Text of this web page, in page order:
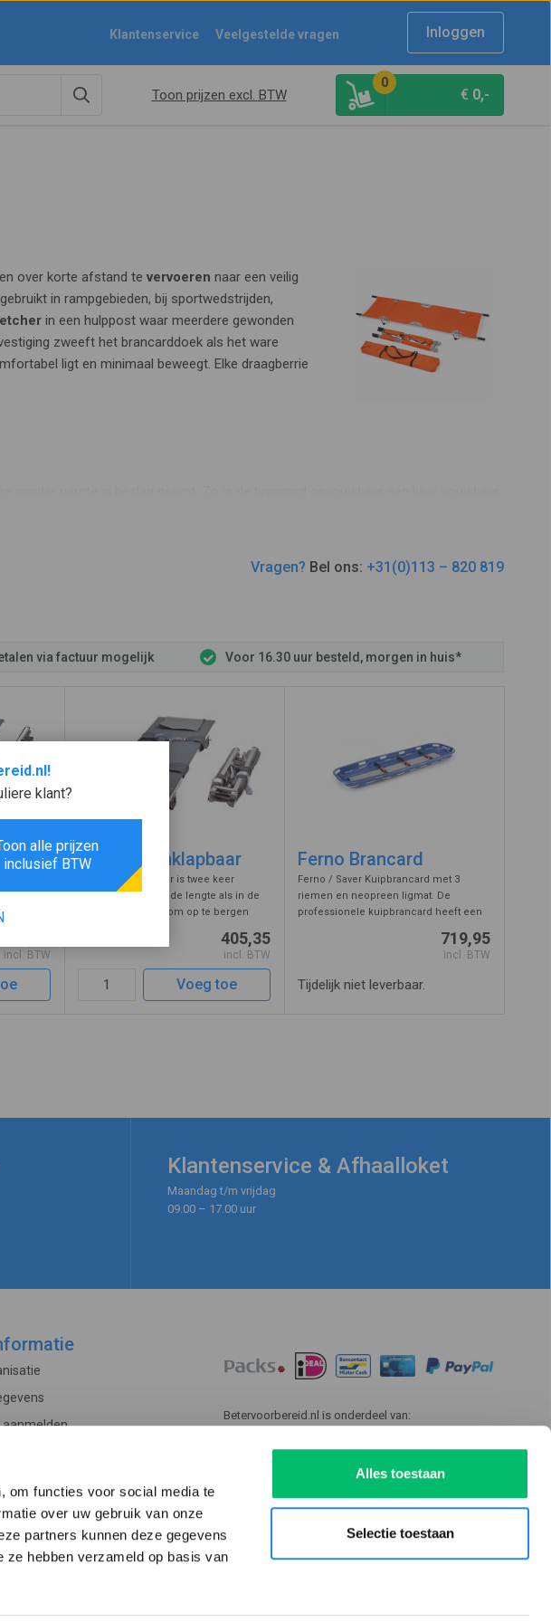
om functies voor social media te
over uw gebruik van onze
partners kunnen deze gegevens
ze hebben verzameld op basis van
Alles toestaan
Selectie toestaan
Klantenservice Veelgestelde vragen Inloggen
Toon prijzen excl. BTW
0
€ 0,-
over korte afstand te vervoeren naar een veilig
in rampgebieden, bij sportwedstrijden,
in een hulppost waar meerdere gewonden
zweeft het brancarddoek als het ware
ligt en minimaal beweegt. Elke draagberrie
in muurbeugels aan de wand in uw 1e hulp ruimte. De brancard
tot een
Vragen? Bel ons: +31(0)113 – 820 819
via factuur mogelijk Voor 16.30 uur besteld, morgen in huis*
2
voor
belasting.
incl. BTW
Brancard Inklapbaar
Brancard inklapbaar is twee keer
vouwbaar, zowel in de lengte als in de
breedte. Compact om op te bergen
de auto. De constructie is van
lichtgewicht aluminium maar toch
zwaar te be ...
405,35
incl. BTW
Voeg toe
Ferno Brancard
Ferno / Saver Kuipbrancard met 3
riemen en neopreen ligmat. De
professionele kuipbrancard heeft een
719,95
incl. BTW
Tijdelijk niet leverbaar.
Klantenservice & Afhaalloket
Maandag t/m vrijdag
09.00 – 17.00 uur
aanmelden
Betervoorbereid.nl is onderdeel van:
klant?
alle prijzen
inclusief BTW